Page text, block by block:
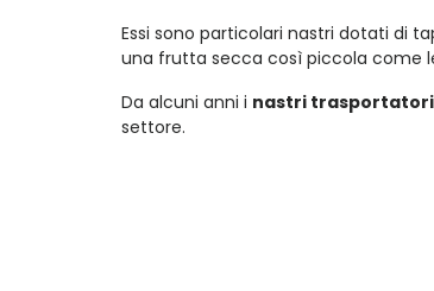
Essi sono particolari nastri dotati di
una frutta secca così piccola come
Da alcuni anni i nastri trasportatori
settore.